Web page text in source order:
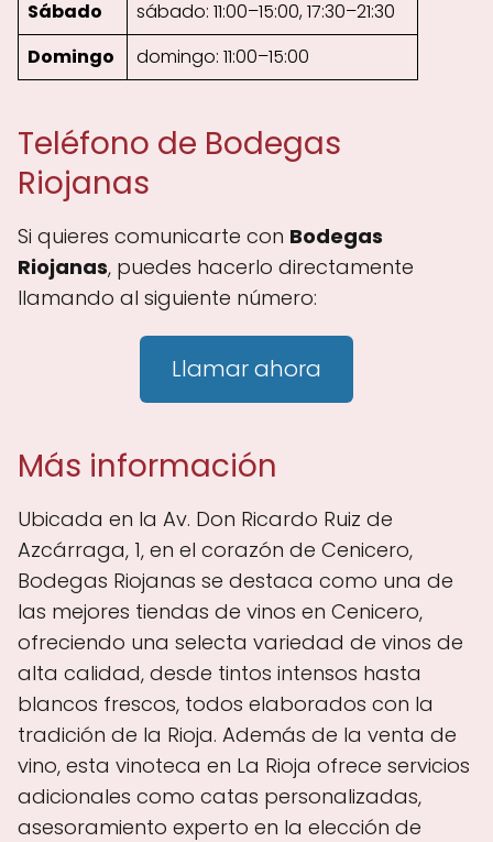
Sábado
sábado: 11:00–15:00, 17:30–21:30
Domingo
domingo: 11:00–15:00
Teléfono de Bodegas
Riojanas
Si quieres comunicarte con Bodegas
Riojanas, puedes hacerlo directamente
llamando al siguiente número:
Llamar ahora
Más información
Ubicada en la Av. Don Ricardo Ruiz de
Azcárraga, 1, en el corazón de Cenicero,
Bodegas Riojanas se destaca como una de
las mejores tiendas de vinos en Cenicero,
ofreciendo una selecta variedad de vinos de
alta calidad, desde tintos intensos hasta
blancos frescos, todos elaborados con la
tradición de la Rioja. Además de la venta de
vino, esta vinoteca en La Rioja ofrece servicios
adicionales como catas personalizadas,
asesoramiento experto en la elección de